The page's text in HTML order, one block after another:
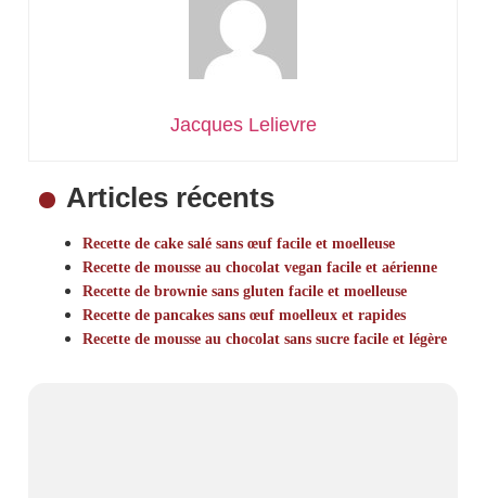
Jacques Lelievre
Articles récents
Recette de cake salé sans œuf facile et moelleuse
Recette de mousse au chocolat vegan facile et aérienne
Recette de brownie sans gluten facile et moelleuse
Recette de pancakes sans œuf moelleux et rapides
Recette de mousse au chocolat sans sucre facile et légère